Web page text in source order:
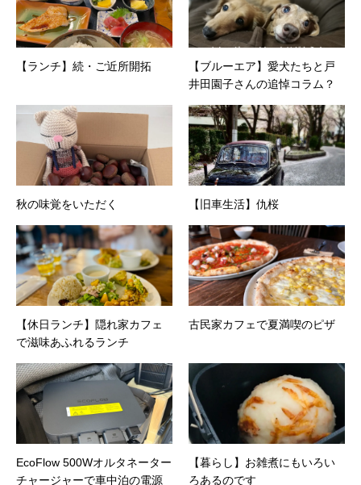
【ランチ】続・ご近所開拓
【ブルーエア】愛犬たちと戸
井田園子さんの追悼コラム？
秋の味覚をいただく 【旧車生活】仇桜
【休日ランチ】隠れ家カフェ
で滋味あふれるランチ
古民家カフェで夏満喫のピザ
EcoFlow 500Wオルタネーター
チャージャーで車中泊の電源
【暮らし】お雑煮にもいろい
ろあるのです